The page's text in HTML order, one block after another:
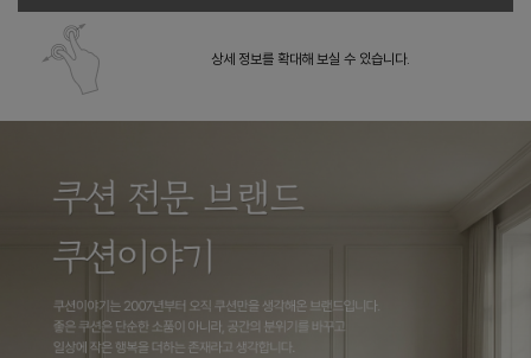
상세 정보를 확대해 보실 수 있습니다.